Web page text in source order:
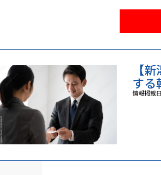
【
する
情報掲載